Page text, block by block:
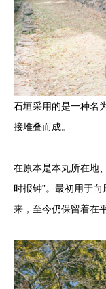
石垣采用的是一种名
接堆叠而成。
在原本是本丸所在地
时报钟”。最初用于
来，至今仍保留着在